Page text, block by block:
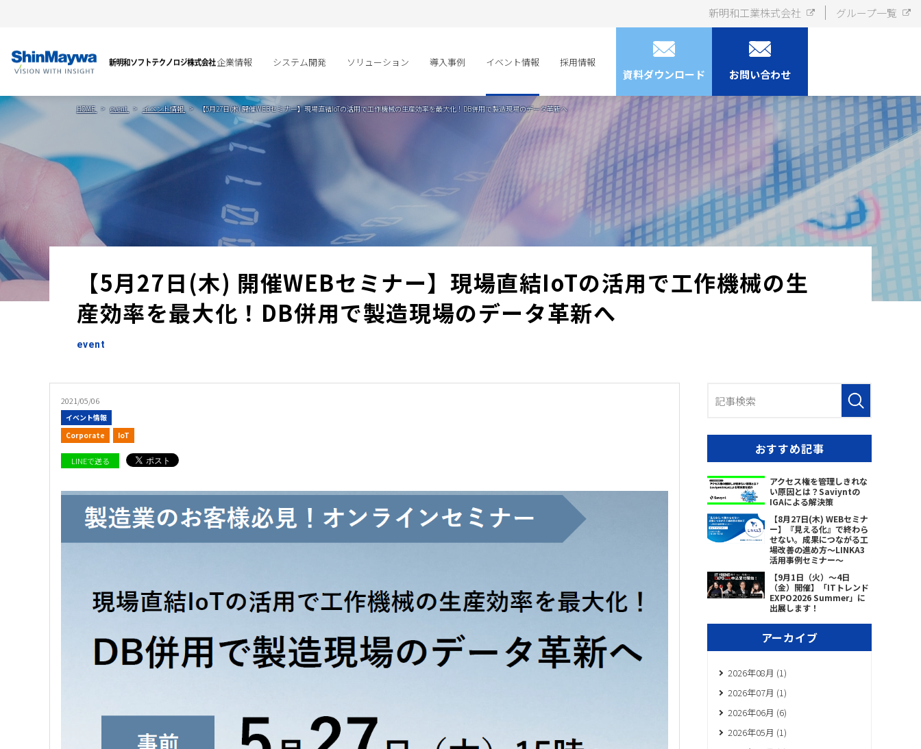
企業情報 システム開発 ソリューション 導入事例 イベント情報 採用情報
資料ダウンロード お問い合わせ
新明和工業株式会社 グループ一覧
HOME event イベント情報 【5月27日(木) 開催WEBセミナー】現場直結IoTの活用で工作機械の生産効率を最大化！DB併用で製造現場のデータ革新へ
【5月27日(木) 開催WEBセミナー】現場直結IoTの活用で工作機械の生
産効率を最大化！DB併用で製造現場のデータ革新へ
event
2021/05/06
イベント情報
Corporate
IoT
LINEで送る
おすすめ記事
アクセス権を管理しきれな
い原因とは？Saviyntの
IGAによる解決策
【8月27日(木) WEBセミナ
ー】『見える化』で終わら
せない。成果につながる工
場改善の進め方～LINKA3
活用事例セミナー～
【9月1日（火）～4日
（金）開催】「ITトレンド
EXPO2026 Summer」に
出展します！
アーカイブ
2026年08月 (1)
2026年07月 (1)
2026年06月 (6)
2026年05月 (1)